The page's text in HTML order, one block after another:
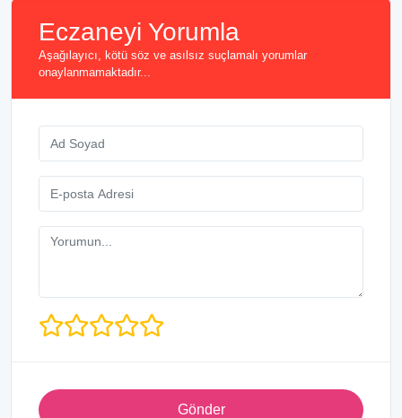
Eczaneyi Yorumla
Aşağılayıcı, kötü söz ve asılsız suçlamalı yorumlar
onaylanmamaktadır...
Gönder